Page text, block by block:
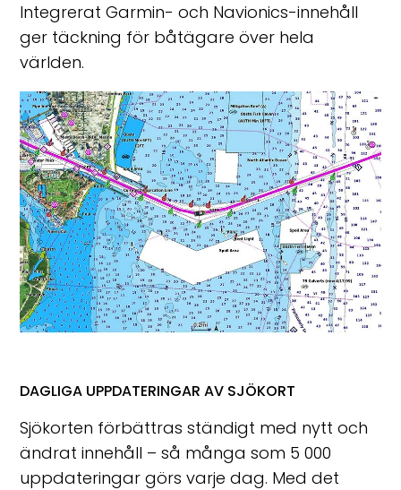
Integrerat Garmin- och Navionics-innehåll
ger täckning för båtägare över hela
världen.
DAGLIGA UPPDATERINGAR AV SJÖKORT
Sjökorten förbättras ständigt med nytt och
ändrat innehåll – så många som 5 000
uppdateringar görs varje dag. Med det